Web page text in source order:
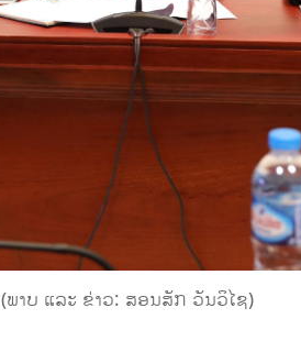
(ພາບ ແລະ ຂ່າວ: ສອນສັກ ວັນວິໄຊ)